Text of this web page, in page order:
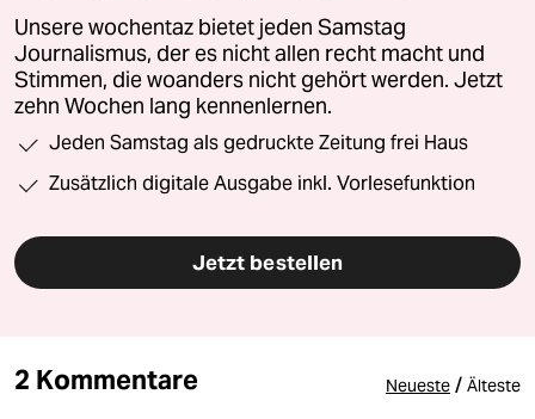
Unsere wochentaz bietet jeden Samstag
Journalismus, der es nicht allen recht macht und
Stimmen, die woanders nicht gehört werden. Jetzt
zehn Wochen lang kennenlernen.
Jeden Samstag als gedruckte Zeitung frei Haus
Zusätzlich digitale Ausgabe inkl. Vorlesefunktion
Jetzt bestellen
2 Kommentare Neueste / Älteste